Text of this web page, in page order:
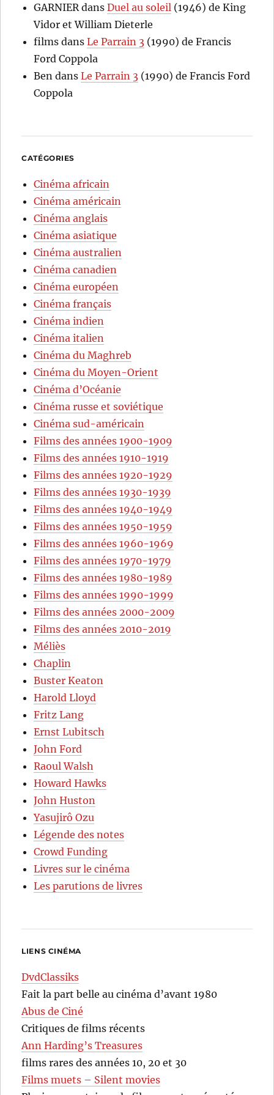
GARNIER dansDuel au soleil (1946) de King
Vidor et William Dieterle
films dansLe Parrain 3 (1990) de Francis
Ford Coppola
Ben dansLe Parrain 3 (1990) de Francis Ford
Coppola
CATÉGORIES
Cinéma africain
Cinéma américain
Cinéma anglais
Cinéma asiatique
Cinéma australien
Cinéma canadien
Cinéma européen
Cinéma français
Cinéma indien
Cinéma italien
Cinéma du Maghreb
Cinéma du Moyen-Orient
Cinéma d’Océanie
Cinéma russe et soviétique
Cinéma sud-américain
Films des années 1900-1909
Films des années 1910-1919
Films des années 1920-1929
Films des années 1930-1939
Films des années 1940-1949
Films des années 1950-1959
Films des années 1960-1969
Films des années 1970-1979
Films des années 1980-1989
Films des années 1990-1999
Films des années 2000-2009
Films des années 2010-2019
Méliès
Chaplin
Buster Keaton
Harold Lloyd
Fritz Lang
Ernst Lubitsch
John Ford
Raoul Walsh
Howard Hawks
John Huston
Yasujirô Ozu
Légende des notes
Crowd Funding
Livres sur le cinéma
Les parutions de livres
LIENS CINÉMA
DvdClassiks
Fait la part belle au cinéma d’avant 1980
Abus de Ciné
Critiques de films récents
Ann Harding’s Treasures
films rares des années 10, 20 et 30
Films muets – Silent movies